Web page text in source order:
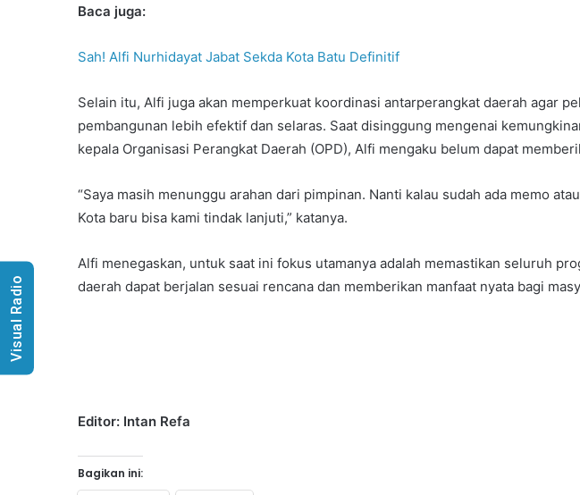
Baca juga:
Sah! Alfi Nurhidayat Jabat Sekda Kota Batu Definitif
Selain itu, Alfi juga akan memperkuat koordinasi antarperangkat daerah agar
pembangunan lebih efektif dan selaras. Saat disinggung mengenai
kepala Organisasi Perangkat Daerah (OPD), Alfi mengaku belum dapat
“Saya masih menunggu arahan dari pimpinan. Nanti kalau sudah ada memo
Kota baru bisa kami tindak lanjuti,” katanya.
Alfi menegaskan, untuk saat ini fokus utamanya adalah memastikan seluruh
daerah dapat berjalan sesuai rencana dan memberikan manfaat nyata bagi
Editor: Intan Refa
Bagikan ini:
Visual Radio